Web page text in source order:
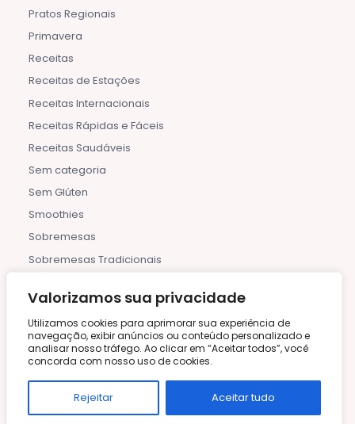
Valorizamos sua privacidade
Utilizamos cookies para aprimorar sua experiência de
navegação, exibir anúncios ou conteúdo personalizado e
analisar nosso tráfego. Ao clicar em “Aceitar todos”, você
concorda com nosso uso de cookies.
Rejeitar Aceitar tudo
Pratos Regionais
Primavera
Receitas
Receitas de Estações
Receitas Internacionais
Receitas Rápidas e Fáceis
Receitas Saudáveis
Sem categoria
Sem Glúten
Smoothies
Sobremesas
Sobremesas Tradicionais
Sucos Naturais
Sustentabilidade na Cozinha
Verão
PESQUISE POR CATEGORIA